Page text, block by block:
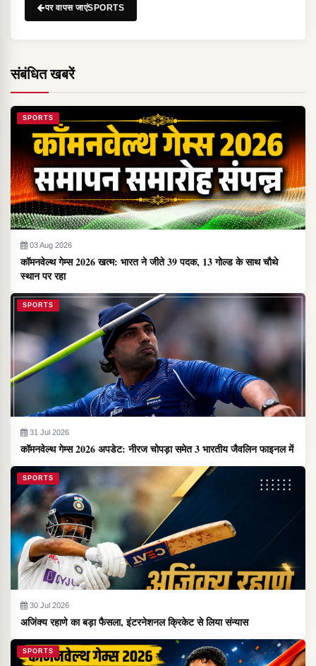
पर वापस जाएंSPORTS
संबंधित खबरें
SPORTS
03 Aug 2026
कॉमनवेल्थ गेम्स 2026 खत्म: भारत ने जीते 39 पदक, 13 गोल्ड के साथ चौथे
स्थान पर रहा
SPORTS
31 Jul 2026
कॉमनवेल्थ गेम्स 2026 अपडेट: नीरज चोपड़ा समेत 3 भारतीय जैवलिन फाइनल में
SPORTS
30 Jul 2026
अजिंक्य रहाणे का बड़ा फैसला, इंटरनेशनल क्रिकेट से लिया संन्यास
SPORTS